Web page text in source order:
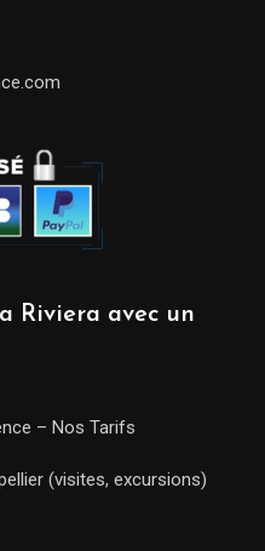
Riviera avec un
– Nos Tarifs
(visites, excursions)